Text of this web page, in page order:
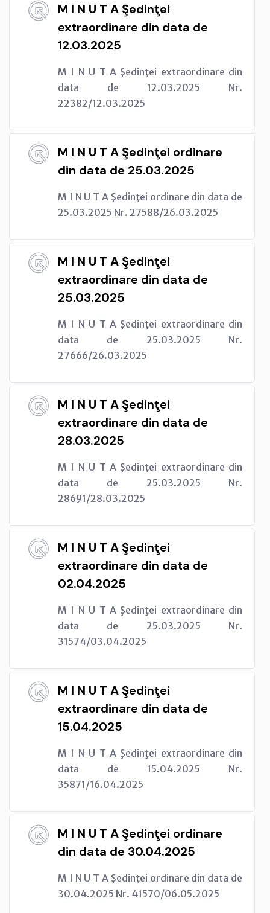
M I N U T A Şedinţei
extraordinare din data de
12.03.2025
M I N U T A Şedinţei extraordinare din
data de 12.03.2025 Nr.
22382/12.03.2025
M I N U T A Şedinţei ordinare
din data de 25.03.2025
M I N U T A Şedinţei ordinare din data de
25.03.2025 Nr. 27588/26.03.2025
M I N U T A Şedinţei
extraordinare din data de
25.03.2025
M I N U T A Şedinţei extraordinare din
data de 25.03.2025 Nr.
27666/26.03.2025
M I N U T A Şedinţei
extraordinare din data de
28.03.2025
M I N U T A Şedinţei extraordinare din
data de 25.03.2025 Nr.
28691/28.03.2025
M I N U T A Şedinţei
extraordinare din data de
02.04.2025
M I N U T A Şedinţei extraordinare din
data de 25.03.2025 Nr.
31574/03.04.2025
M I N U T A Şedinţei
extraordinare din data de
15.04.2025
M I N U T A Şedinţei extraordinare din
data de 15.04.2025 Nr.
35871/16.04.2025
M I N U T A Şedinţei ordinare
din data de 30.04.2025
M I N U T A Şedinţei ordinare din data de
30.04.2025 Nr. 41570/06.05.2025